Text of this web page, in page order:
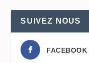
SUIVEZ NOUS
FACEBOOK